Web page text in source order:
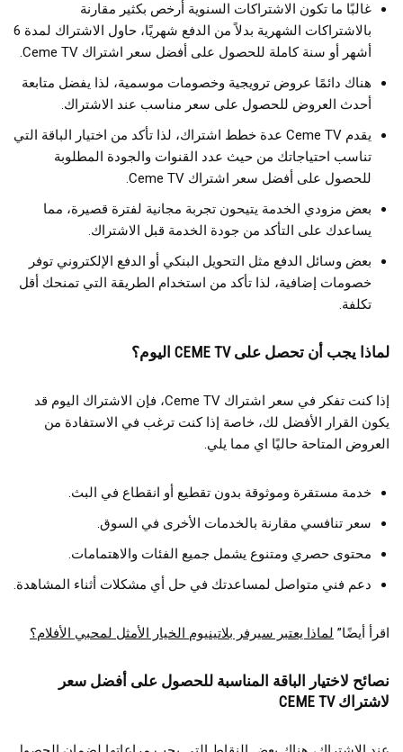
غالبًا ما تكون الاشتراكات السنوية أرخص بكثير مقارنة
بالاشتراكات الشهرية بدلاً من الدفع شهريًا، حاول الاشتراك لمدة 6
أشهر أو سنة كاملة للحصول على أفضل سعر اشتراك Ceme TV.
هناك دائمًا عروض ترويجية وخصومات موسمية، لذا يفضل متابعة
أحدث العروض للحصول على سعر مناسب عند الاشتراك.
يقدم Ceme TV عدة خطط اشتراك، لذا تأكد من اختيار الباقة التي
تناسب احتياجاتك من حيث عدد القنوات والجودة المطلوبة
للحصول على أفضل سعر اشتراك Ceme TV.
بعض مزودي الخدمة يتيحون تجربة مجانية لفترة قصيرة، مما
يساعدك على التأكد من جودة الخدمة قبل الاشتراك.
بعض وسائل الدفع مثل التحويل البنكي أو الدفع الإلكتروني توفر
خصومات إضافية، لذا تأكد من استخدام الطريقة التي تمنحك أقل
تكلفة.
لماذا يجب أن تحصل على CEME TV اليوم؟
إذا كنت تفكر في سعر اشتراك Ceme TV، فإن الاشتراك اليوم قد
يكون القرار الأفضل لك، خاصة إذا كنت ترغب في الاستفادة من
العروض المتاحة حاليًا اي مما يلي.
خدمة مستقرة وموثوقة بدون تقطيع أو انقطاع في البث.
سعر تنافسي مقارنة بالخدمات الأخرى في السوق.
محتوى حصري ومتنوع يشمل جميع الفئات والاهتمامات.
دعم فني متواصل لمساعدتك في حل أي مشكلات أثناء المشاهدة.
اقرأ أيضًا” لماذا يعتبر سيرفر بلاتينيوم الخيار الأمثل لمحبي الأفلام؟
نصائح لاختيار الباقة المناسبة للحصول على أفضل سعر
لاشتراك CEME TV